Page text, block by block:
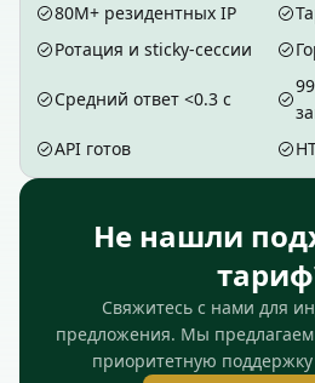
80М+ резидентных IP
Ротация и sticky-сессии
Средний ответ <0.3 с
API готов
Не нашли
Свяжитесь с нами для
предложения. Мы
приоритетную поддержку